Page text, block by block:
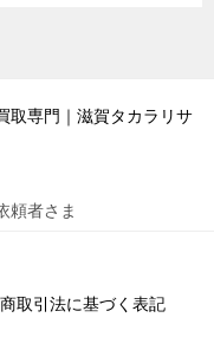
取専門｜滋賀タカラリサ
頼者さま
取引法に基づく表記